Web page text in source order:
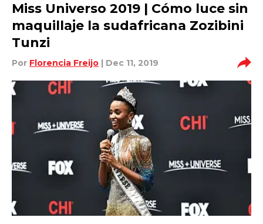
Miss Universo 2019 | Cómo luce sin
maquillaje la sudafricana Zozibini
Tunzi
Por Florencia Freijo | Dec 11, 2019